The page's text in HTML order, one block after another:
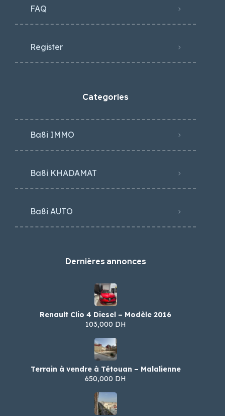
FAQ
Register
Categories
Ba8i IMMO
Ba8i KHADAMAT
Ba8i AUTO
Dernières annonces
Renault Clio 4 Diesel – Modèle 2016
103,000 DH
Terrain à vendre à Tétouan – Malalienne
650,000 DH